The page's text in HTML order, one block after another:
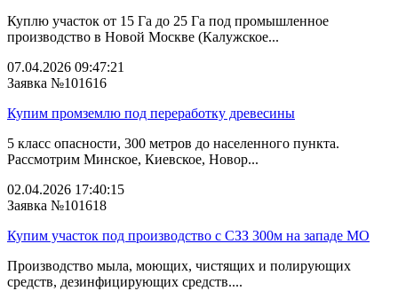
Куплю участок от 15 Га до 25 Га под промышленное
производство в Новой Москве (Калужское...
07.04.2026 09:47:21
Заявка №101616
Купим промземлю под переработку древесины
5 класс опасности, 300 метров до населенного пункта.
Рассмотрим Минское, Киевское, Новор...
02.04.2026 17:40:15
Заявка №101618
Купим участок под производство с СЗЗ 300м на западе МО
Производство мыла, моющих, чистящих и полирующих
средств, дезинфицирующих средств....